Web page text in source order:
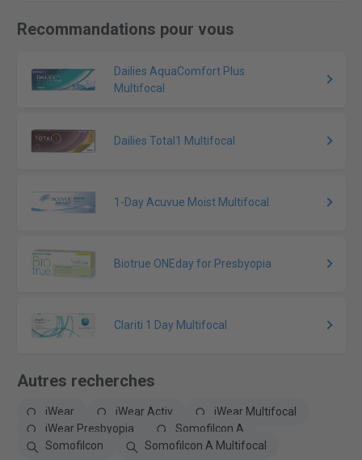
Recommandations pour vous
Dailies AquaComfort Plus
Multifocal
Dailies Total1 Multifocal
1-Day Acuvue Moist Multifocal
Biotrue ONEday for Presbyopia
Clariti 1 Day Multifocal
Autres recherches
iWear iWear Activ
iWear Multifocal
iWear Presbyopia
Somofilcon A
Somofilcon
Somofilcon A Multifocal